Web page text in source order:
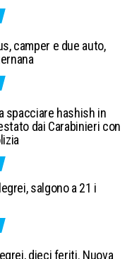
camper e due auto,
spacciare hashish in
dai Carabinieri con
salgono a 21 i
dieci feriti. Nuova